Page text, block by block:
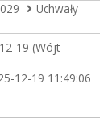
Uchwały
19 (Wójt
12-19 11:49:06